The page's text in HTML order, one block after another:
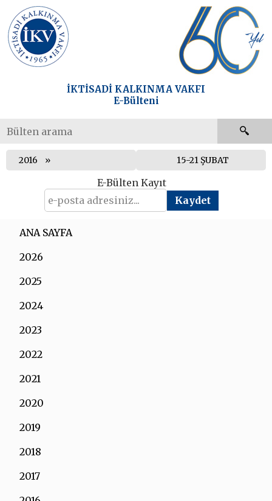
İKTİSADİ KALKINMA VAKFI
E-Bülteni
2016 15-21 ŞUBAT
E-Bülten Kayıt
ANA SAYFA
2026
2025
2024
2023
2022
2021
2020
2019
2018
2017